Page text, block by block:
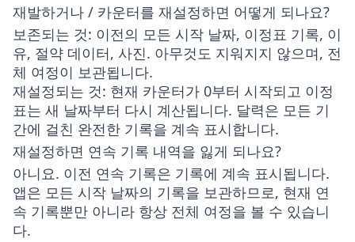
재발하거나 / 카운터를 재설정하면 어떻게 되나요?
보존되는 것: 이전의 모든 시작 날짜, 이정표 기록, 이
유, 절약 데이터, 사진. 아무것도 지워지지 않으며, 전
체 여정이 보관됩니다.
재설정되는 것: 현재 카운터가 0부터 시작되고 이정
표는 새 날짜부터 다시 계산됩니다. 달력은 모든 기
간에 걸친 완전한 기록을 계속 표시합니다.
재설정하면 연속 기록 내역을 잃게 되나요?
아니요. 이전 연속 기록은 기록에 계속 표시됩니다.
앱은 모든 시작 날짜의 기록을 보관하므로, 현재 연
속 기록뿐만 아니라 항상 전체 여정을 볼 수 있습니
다.